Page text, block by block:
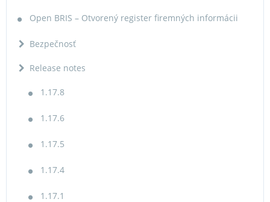
Open BRIS – Otvorený register firemných informácii
Bezpečnosť
Release notes
1.17.8
1.17.6
1.17.5
1.17.4
1.17.1